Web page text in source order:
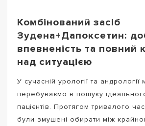
Комбінований засіб
Зудена+Дапоксетин:
впевненість та повний
над ситуацією
У сучасній урології та андрології
перебуваємо в пошуку
пацієнтів. Протягом тривалого
були змушені обирати між